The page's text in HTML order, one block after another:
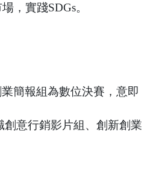
，實踐SDGs。
簡報組為數位決賽，意即
意行銷影片組、創新創業